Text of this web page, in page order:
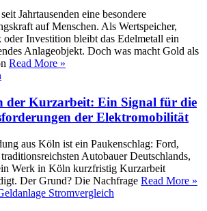
Jahrtausenden eine besondere
auf Menschen. Als Wertspeicher,
oder Investition bleibt das Edelmetall ein
Anlageobjekt. Doch was macht Gold als
Read More »
der Kurzarbeit: Ein Signal für die
der Elektromobilität
aus Köln ist ein Paukenschlag: Ford,
Autobauer Deutschlands,
Werk in Köln kurzfristig Kurzarbeit
Der Grund? Die Nachfrage Read More »